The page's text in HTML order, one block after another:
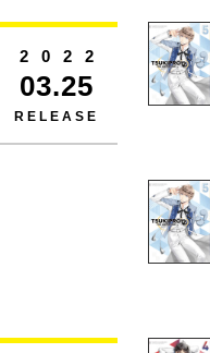
2022
03.25
RELEASE